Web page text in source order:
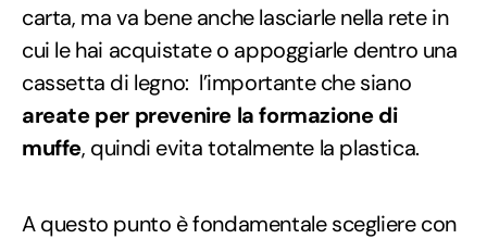
carta, ma va bene anche lasciarle nella rete in
cui le hai acquistate o appoggiarle dentro una
cassetta di legno: l’importante che siano
areate per prevenire la formazione di
muffe, quindi evita totalmente la plastica.
A questo punto è fondamentale scegliere con